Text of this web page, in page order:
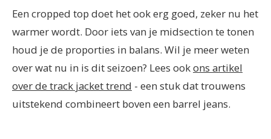
Een cropped top doet het ook erg goed, zeker nu het
warmer wordt. Door iets van je midsection te tonen
houd je de proporties in balans. Wil je meer weten
over wat nu in is dit seizoen? Lees ookons artikel
over de track jacket trend - een stuk dat trouwens
uitstekend combineert boven een barrel jeans.